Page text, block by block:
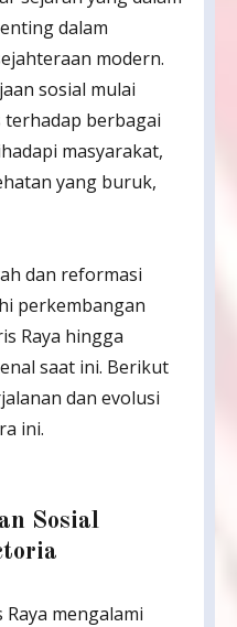
dalam
modern.
sosial mulai
terhadap berbagai
masyarakat,
yang buruk,
dan reformasi
perkembangan
Raya hingga
saat ini. Berikut
dan evolusi
ini.
Sosial
mengalami